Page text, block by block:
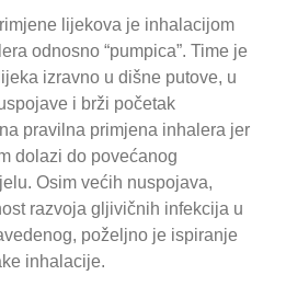
lijekova je inhalacijom
odnosno “pumpica”. Time je
izravno u dišne putove, u
i brži početak
pravilna primjena inhalera jer
dolazi do povećanog
Osim većih nuspojava,
razvoja gljivičnih infekcija u
poželjno je ispiranje
inhalacije.